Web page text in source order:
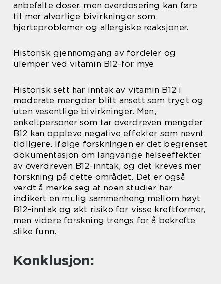
anbefalte doser, men overdosering kan føre
til mer alvorlige bivirkninger som
hjerteproblemer og allergiske reaksjoner.
Historisk gjennomgang av fordeler og
ulemper ved vitamin B12-for mye
Historisk sett har inntak av vitamin B12 i
moderate mengder blitt ansett som trygt og
uten vesentlige bivirkninger. Men,
enkeltpersoner som tar overdreven mengder
B12 kan oppleve negative effekter som nevnt
tidligere. Ifølge forskningen er det begrenset
dokumentasjon om langvarige helseeffekter
av overdreven B12-inntak, og det kreves mer
forskning på dette området. Det er også
verdt å merke seg at noen studier har
indikert en mulig sammenheng mellom høyt
B12-inntak og økt risiko for visse kreftformer,
men videre forskning trengs for å bekrefte
slike funn.
Konklusjon: